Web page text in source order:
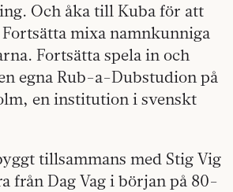
Och åka till Kuba för att
mixa namnkunniga
Fortsätta spela in och
egna Rub-a-Dubstudion på
en institution i svenskt
tillsammans med Stig Vig
från Dag Vag i början på 80-